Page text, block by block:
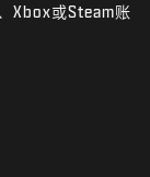
Xbox或Steam账